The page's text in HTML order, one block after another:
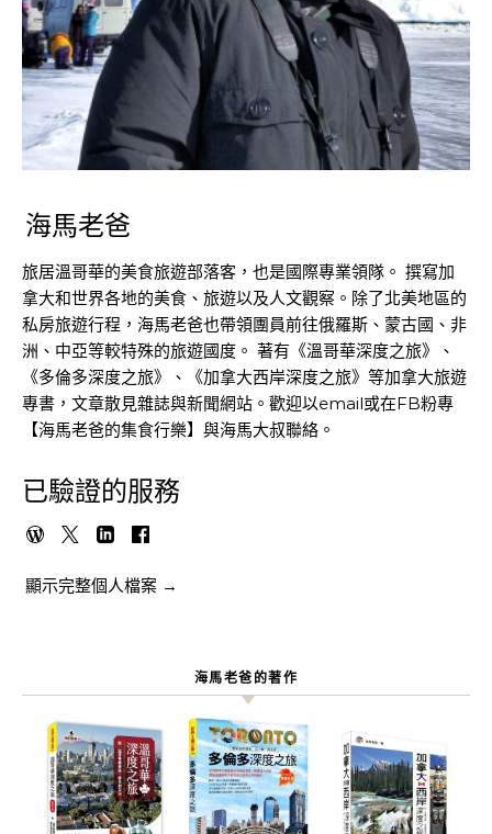
海馬老爸
旅居溫哥華的美食旅遊部落客，也是國際專業領隊。 撰寫加
拿大和世界各地的美食、旅遊以及人文觀察。除了北美地區的
私房旅遊行程，海馬老爸也帶領團員前往俄羅斯、蒙古國、非
洲、中亞等較特殊的旅遊國度。 著有《溫哥華深度之旅》、
《多倫多深度之旅》、《加拿大西岸深度之旅》等加拿大旅遊
專書，文章散見雜誌與新聞網站。歡迎以email或在FB粉專
【海馬老爸的集食行樂】與海馬大叔聯絡。
已驗證的服務
顯示完整個人檔案 →
海馬老爸的著作